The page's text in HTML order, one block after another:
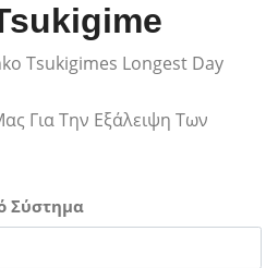
Tsukigimes Longest Day
Για Την Εξάλειψη Των
Σύστημα